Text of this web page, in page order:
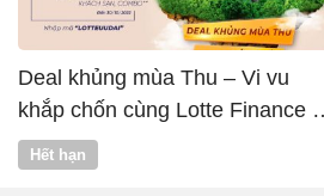
Deal khủng mùa Thu – Vi vu
khắp chốn cùng Lotte Finance x
Vntrip
Hết hạn